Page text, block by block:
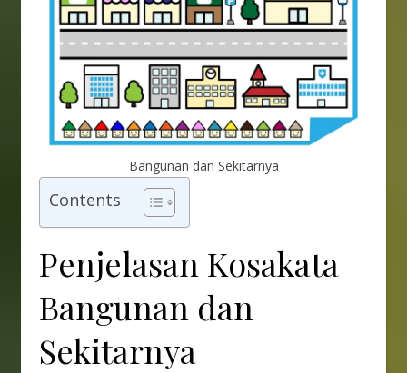
Bangunan dan Sekitarnya
Contents
Penjelasan Kosakata
Bangunan dan
Sekitarnya